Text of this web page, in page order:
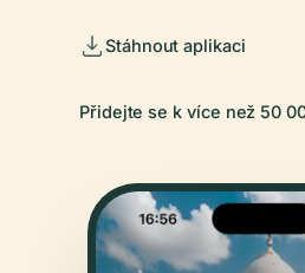
Stáhnout aplikaci
Přidejte se k více než 50